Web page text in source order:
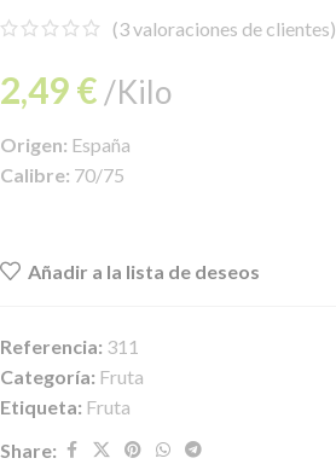
(3valoraciones de clientes)
2,49€ /Kilo
Origen: España
Calibre: 70/75
Añadir a la lista de deseos
Referencia: 311
Categoría: Fruta
Etiqueta: Fruta
Share: